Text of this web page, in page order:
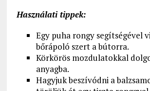
Használati tippek:
Egy puha rongy segítségével
bőrápoló szert a bútorra.
Körkörös mozdulatokkal
anyagba.
Hagyjuk beszívódni a